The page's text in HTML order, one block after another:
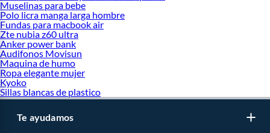
Muselinas para bebe
Polo licra manga larga hombre
Fundas para macbook air
Zte nubia z60 ultra
Anker power bank
Audifonos Movisun
Maquina de humo
Ropa elegante mujer
Kyoko
Sillas blancas de plastico
Te ayudamos